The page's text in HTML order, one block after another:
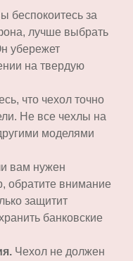
беспокоитесь за
лучше выбрать
убережет
на твердую
что чехол точно
Не все чехлы на
моделями
вам нужен
обратите внимание
защитит
банковские
Чехол не должен